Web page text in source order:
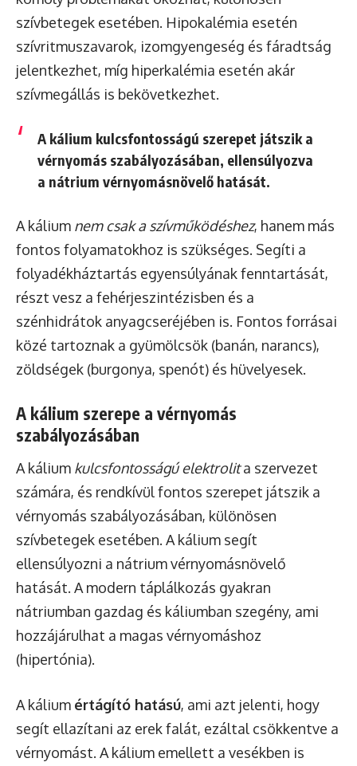
szívbetegek esetében. Hipokalémia esetén
szívritmuszavarok, izomgyengeség és fáradtság
jelentkezhet, míg hiperkalémia esetén akár
szívmegállás is bekövetkezhet.
A kálium kulcsfontosságú szerepet játszik a
vérnyomás szabályozásában, ellensúlyozva
a nátrium vérnyomásnövelő hatását.
A kálium nem csak a szívműködéshez, hanem más
fontos folyamatokhoz is szükséges. Segíti a
folyadékháztartás egyensúlyának fenntartását,
részt vesz a fehérjeszintézisben és a
szénhidrátok anyagcseréjében is. Fontos forrásai
közé tartoznak a gyümölcsök (banán, narancs),
zöldségek (burgonya, spenót) és hüvelyesek.
A kálium szerepe a vérnyomás
szabályozásában
A kálium kulcsfontosságú elektrolita szervezet
számára, és rendkívül fontos szerepet játszik a
vérnyomás szabályozásában, különösen
szívbetegek esetében. A kálium segít
ellensúlyozni a nátrium vérnyomásnövelő
hatását. A modern táplálkozás gyakran
nátriumban gazdag és káliumban szegény, ami
hozzájárulhat a magas vérnyomáshoz
(hipertónia).
A kálium értágító hatású, ami azt jelenti, hogy
segít ellazítani az erek falát, ezáltal csökkentve a
vérnyomást. A kálium emellett a vesékben is